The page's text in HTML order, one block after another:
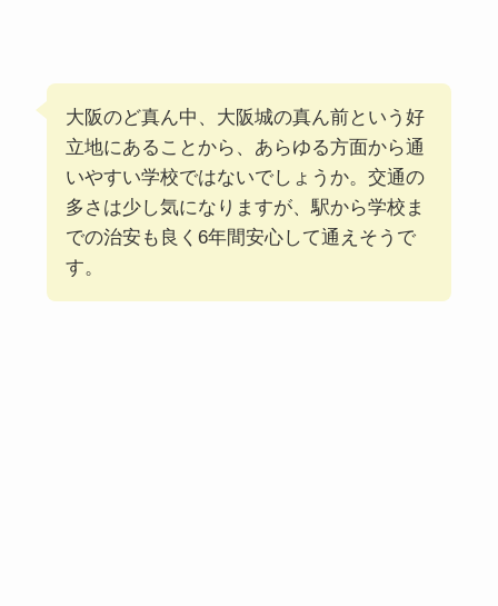
大阪のど真ん中、大阪城の真ん前という好
立地にあることから、あらゆる方面から通
いやすい学校ではないでしょうか。交通の
多さは少し気になりますが、駅から学校ま
での治安も良く6年間安心して通えそうで
す。